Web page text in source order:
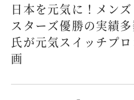
日本を元気に！メン
スターズ優勝の実績
氏が元気スイッチプ
画